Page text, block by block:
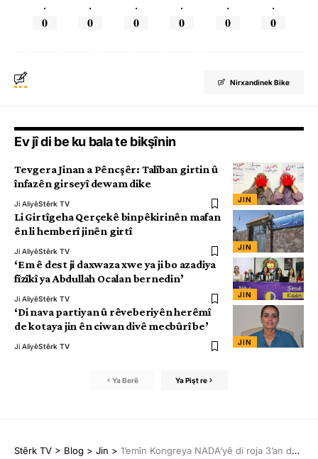
.
0
.
0
.
0
.
0
.
0
.
0
Nirxandinek Bike
Ev jî di be ku bala te bikşînin
JIN
Tevgera Jinan a Pêncşêr: Talîban girtin û
înfazên girseyî dewam dike
Ji AliyêStêrk TV
JIN
Li Girtîgeha Qerçekê binpêkirinên mafan
ên li hemberî jinên girtî
Ji AliyêStêrk TV
JIN
‘Em ê dest ji daxwaza xwe ya ji bo azadiya
fîzîkî ya Abdullah Ocalan bernedin’
Ji AliyêStêrk TV
JIN
‘Di nava partiyan û rêveberiyên herêmî
de kotaya jin ên ciwan divê mecbûrî be’
Ji AliyêStêrk TV
Ya Berê Ya Pişt re
Stêrk TV > Blog > Jin > 1’emîn Kongreya NADA’yê di roja 3’an de ye